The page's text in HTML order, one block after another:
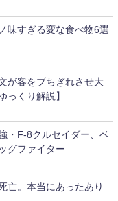
味すぎる変な食べ物6選
が客をブちぎれさせ大
くり解説】
・F-8クルセイダー、ベ
グファイター
亡。本当にあったあり